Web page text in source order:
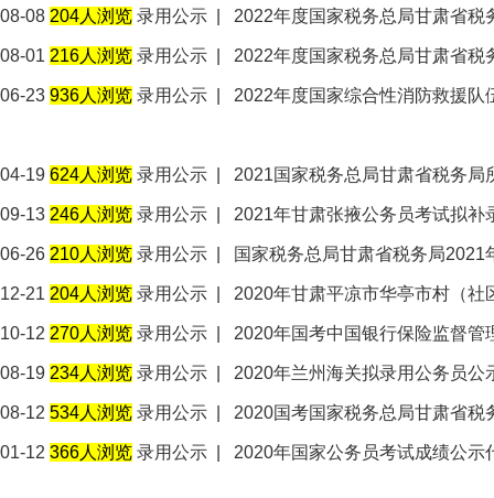
08-08 204人浏览 录用公示 2022年度国家税务总局甘肃省
08-01 216人浏览 录用公示 2022年度国家税务总局甘肃省
06-23 936人浏览 录用公示 2022年度国家综合性消防救援
04-19 624人浏览 录用公示 2021国家税务总局甘肃省税务
09-13 246人浏览 录用公示 2021年甘肃张掖公务员考试拟补
06-26 210人浏览 录用公示 国家税务总局甘肃省税务局
12-21 204人浏览 录用公示 2020年甘肃平凉市华亭市村（
10-12 270人浏览 录用公示 2020年国考中国银行保险监督
08-19 234人浏览 录用公示 2020年兰州海关拟录用公务员公
08-12 534人浏览 录用公示 2020国考国家税务总局甘肃省
01-12 366人浏览 录用公示 2020年国家公务员考试成绩公示